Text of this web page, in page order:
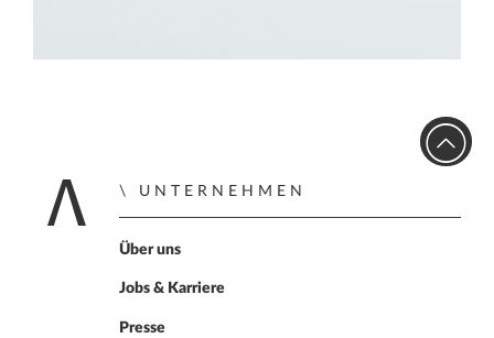
Home
UNTERNEHMEN
Über uns
Jobs & Karriere
Presse